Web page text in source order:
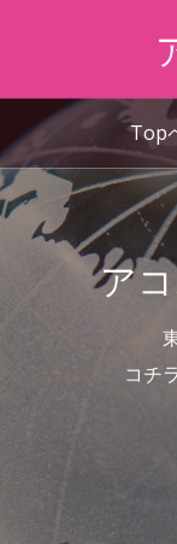
Top
ア
コチ